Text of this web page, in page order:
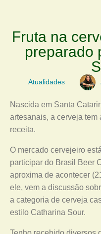
Fruta na
preparado
Atualidades
Nascida em Santa
artesanais, a cerveja tem
receita.
O mercado cervejeiro
participar do Brasil Beer
aproxima de acontecer
ele, vem a discussão
a categoria de cerveja
estilo Catharina Sour.